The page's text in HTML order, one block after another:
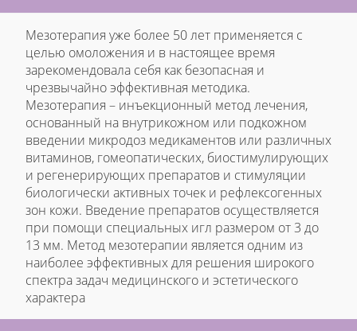
Мезотерапия уже более 50 лет применяется с
целью омоложения и в настоящее время
зарекомендовала себя как безопасная и
чрезвычайно эффективная методика.
Мезотерапия – инъекционный метод лечения,
основанный на внутрикожном или подкожном
введении микродоз медикаментов или различных
витаминов, гомеопатических, биостимулирующих
и регенерирующих препаратов и стимуляции
биологически активных точек и рефлексогенных
зон кожи. Введение препаратов осуществляется
при помощи специальных игл размером от 3 до
13 мм. Метод мезотерапии является одним из
наиболее эффективных для решения широкого
спектра задач медицинского и эстетического
характера